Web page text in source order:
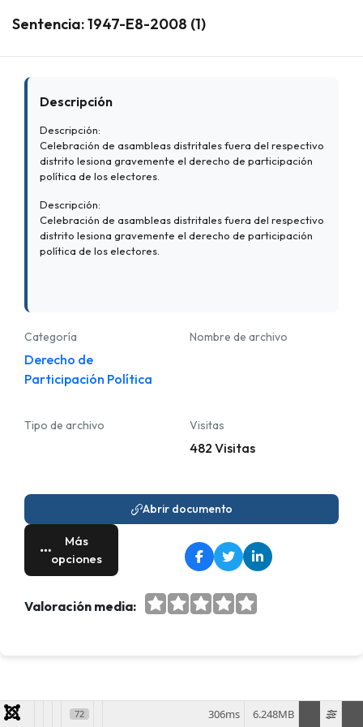
Sentencia: 1947-E8-2008 (1)
Descripción
Descripción:
Celebración de asambleas distritales fuera del respectivo
distrito lesiona gravemente el derecho de participación
política de los electores.
Descripción:
Celebración de asambleas distritales fuera del respectivo
distrito lesiona gravemente el derecho de participación
política de los electores.
Categoría
Derecho de
Participación Política
Nombre de archivo
Tipo de archivo Visitas
482 Visitas
Abrir documento
Más
opciones
Valoración media:
72 6.248MB
306ms